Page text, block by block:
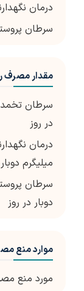
درمان
سرطان
مقدار مصرف
در روز
میلیگرم
دوبار در روز
موارد منع
مورد منع